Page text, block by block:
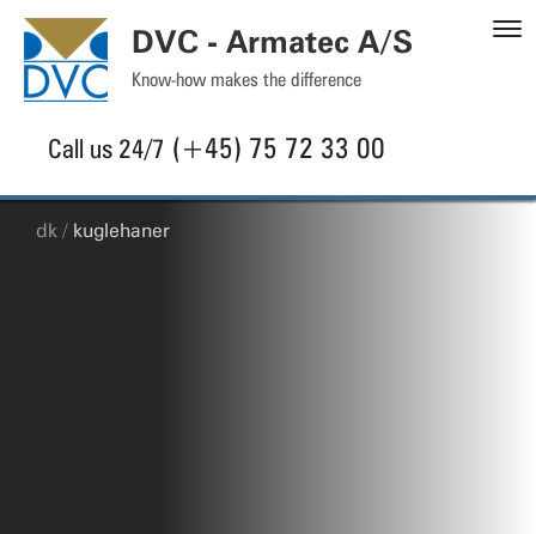
DVC - Armatec A/S
Know-how makes the difference
Call us 24/7 (+45) 75 72 33 00
dk kuglehaner